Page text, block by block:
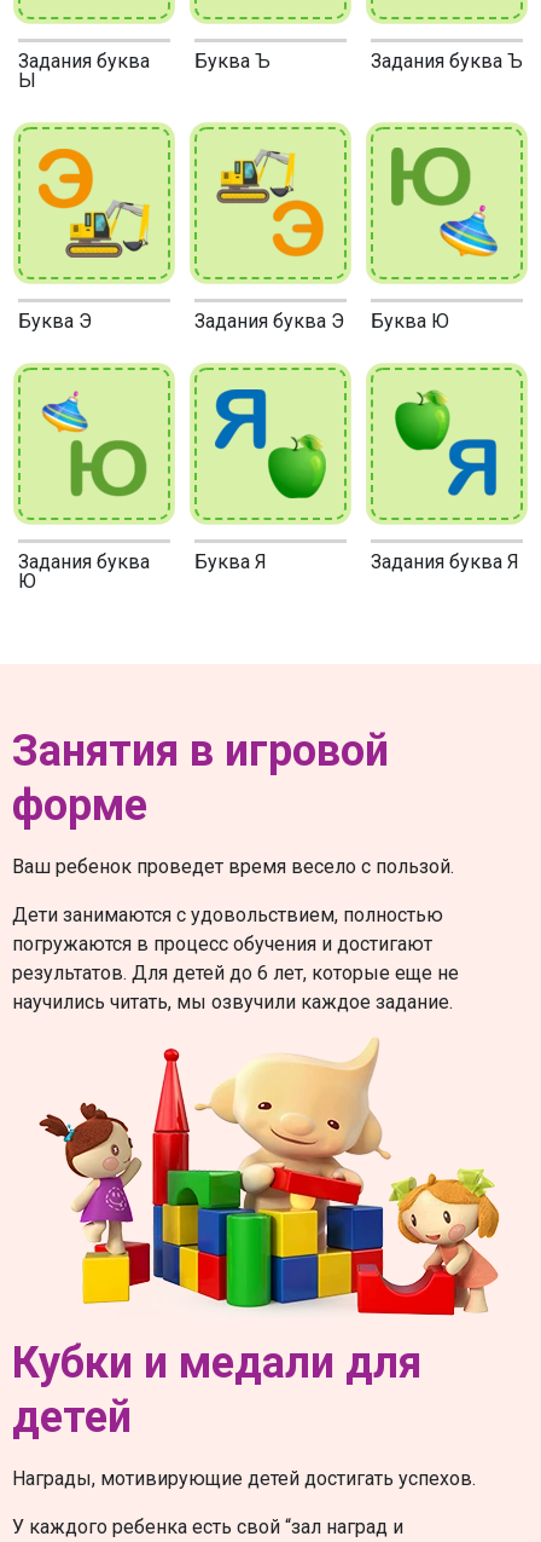
Задания буква
Ы
Буква Ъ Задания буква Ъ
Буква Э Задания буква Э Буква Ю
Задания буква
Ю
Буква Я Задания буква Я
Занятия в игровой
форме
Ваш ребенок проведет время весело с пользой.
Дети занимаются с удовольствием, полностью
погружаются в процесс обучения и достигают
результатов. Для детей до 6 лет, которые еще не
научились читать, мы озвучили каждое задание.
Кубки и медали для
детей
Награды, мотивирующие детей достигать успехов.
У каждого ребенка есть свой “зал наград и